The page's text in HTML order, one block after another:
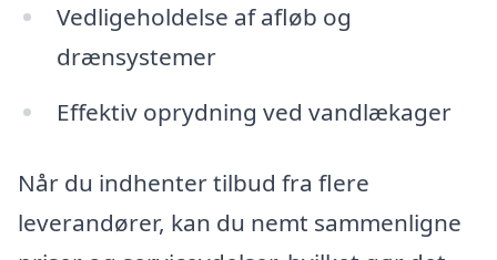
Vedligeholdelse af afløb og
drænsystemer
Effektiv oprydning ved vandlækager
Når du indhenter tilbud fra flere
leverandører, kan du nemt sammenligne